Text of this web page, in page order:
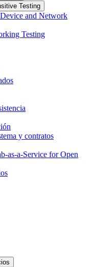
Testing
and Network
Testing
y contratos
as-a-Service for Open